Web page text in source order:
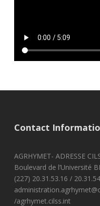
Contact
AGRHYMET- ADRESSE
Boulevard de l’Université
(227) 20.31.53.16 /
/agrhymet.cilss.int